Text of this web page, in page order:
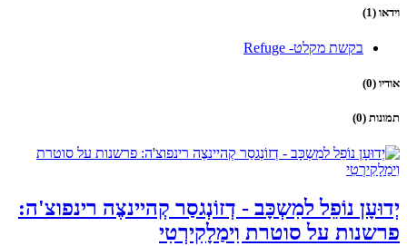
וידאו (1)
בקשת מקלט- Refuge
אודיו (0)
תמונות (0)
יְדוּעָן נוֹפֵל למִשְכָּב - דְזוֹנְגסַר קְהיינצֶה רינפוצ'ה:
פרשנות על סוטרת וִימַלָקִירְטִי